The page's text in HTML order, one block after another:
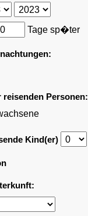
Tage sp�ter
reisenden Personen:
Kind(er)